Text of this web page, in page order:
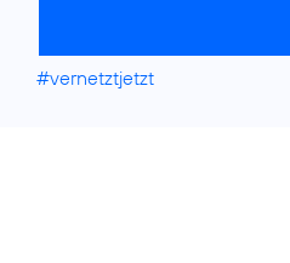
#vernetztjetzt